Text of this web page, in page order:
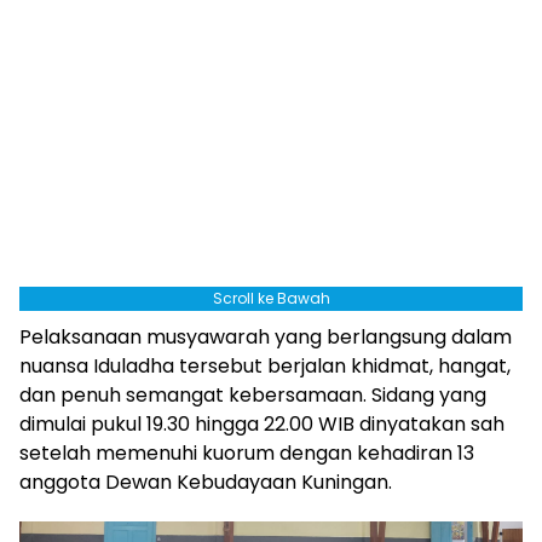
Scroll ke Bawah
Pelaksanaan musyawarah yang berlangsung dalam
nuansa Iduladha tersebut berjalan khidmat, hangat,
dan penuh semangat kebersamaan. Sidang yang
dimulai pukul 19.30 hingga 22.00 WIB dinyatakan sah
setelah memenuhi kuorum dengan kehadiran 13
anggota Dewan Kebudayaan Kuningan.